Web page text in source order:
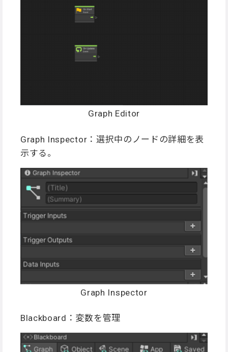
Graph Editor
Graph Inspector：選択中のノードの詳細を表
示する。
Graph Inspector
Blackboard：変数を管理